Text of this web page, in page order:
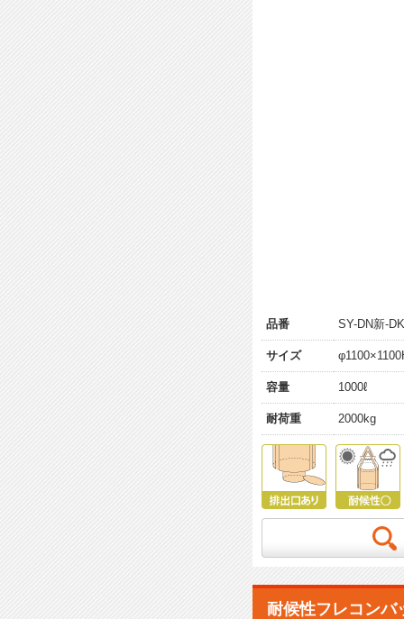
品番 SY-DN新-DK
サイズ
容量 1000ℓ
耐荷重 2000kg
耐候性フレコン